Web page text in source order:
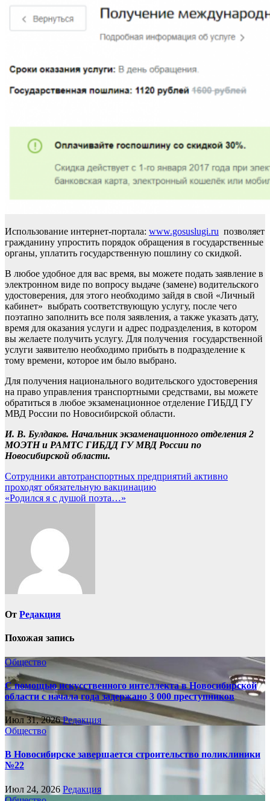
Использование интернет-портала: www.gosuslugi.ru позволяет
гражданину упростить порядок обращения в государственные
органы, уплатить государственную пошлину со скидкой.
В любое удобное для вас время, вы можете подать заявление в
электронном виде по вопросу выдаче (замене) водительского
удостоверения, для этого необходимо зайдя в свой «Личный
кабинет» выбрать соответствующую услугу, после чего
поэтапно заполнить все поля заявления, а также указать дату,
время для оказания услуги и адрес подразделения, в котором
вы желаете получить услугу. Для получения государственной
услуги заявителю необходимо прибыть в подразделение к
тому времени, которое им было выбрано.
Для получения национального водительского удостоверения
на право управления транспортными средствами, вы можете
обратиться в любое экзаменационное отделение ГИБДД ГУ
МВД России по Новосибирской области.
И. В. Булдаков. Начальник экзаменационного отделения 2
МОЭТН и РАМТС ГИБДД ГУ МВД России по
Новосибирской области.
Навигация
по
Сотрудники автотранспортных предприятий активно
проходят обязательную вакцинацию
«Родился я с душой поэта…»
От Редакция
Похожая запись
Общество
С помощью искусственного интеллекта в Новосибирской
области с начала года задержано 3 000 преступников
Июл 31, 2026Редакция
Общество
В Новосибирске завершается строительство поликлиники
№22
Июл 24, 2026 Редакция